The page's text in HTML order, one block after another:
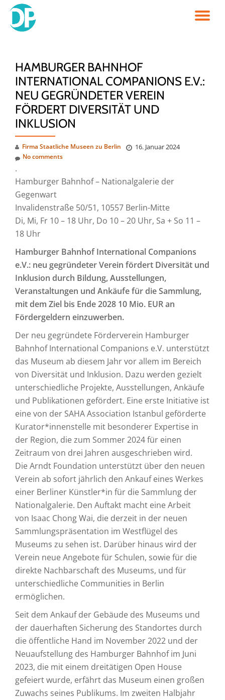
Skip
HAMBURGER BAHNHOF
INTERNATIONAL COMPANIONS E.V.:
NEU GEGRÜNDETER VEREIN
FÖRDERT DIVERSITÄT UND
INKLUSION
Firma Staatliche Museen zu Berlin 16. Januar 2024
No comments
.
Hamburger Bahnhof – Nationalgalerie der
Gegenwart
Invalidenstraße 50/51, 10557 Berlin-Mitte
Di, Mi, Fr 10 – 18 Uhr, Do 10 – 20 Uhr, Sa + So 11 –
18 Uhr
Hamburger Bahnhof International Companions
e.V.: neu gegründeter Verein fördert Diversität und
Inklusion durch Bildung, Ausstellungen,
Veranstaltungen und Ankäufe für die Sammlung,
mit dem Ziel bis Ende 2028 10 Mio. EUR an
Fördergeldern einzuwerben.
Der neu gegründete Förderverein Hamburger
Bahnhof International Companions e.V. unterstützt
das Museum ab diesem Jahr vor allem im Bereich
von Diversität und Inklusion. Dazu werden gezielt
unterschiedliche Projekte, Ausstellungen, Ankäufe
und Publikationen gefördert. Eine erste Initiative ist
eine von der SAHA Association Istanbul geförderte
Kurator*innenstelle mit besonderer Expertise in
der Region, die zum Sommer 2024 für einen
Zeitraum von drei Jahren ausgeschrieben wird.
Die Arndt Foundation unterstützt über den neuen
Verein ab sofort jährlich den Ankauf eines Werkes
einer Berliner Künstler*in für die Sammlung der
Nationalgalerie. Den Auftakt macht eine Arbeit
von Isaac Chong Wai, die derzeit in der neuen
Sammlungspräsentation im Westflügel des
Museums zu sehen ist. Darüber hinaus wird der
Verein neue Angebote für Schulen, sowie für die
direkte Nachbarschaft des Museums, und für
unterschiedliche Communities in Berlin
ermöglichen.
Seit dem Ankauf der Gebäude des Museums und
der dauerhaften Sicherung des Standortes durch
die öffentliche Hand im November 2022 und der
Neuaufstellung des Hamburger Bahnhof im Juni
2023, die mit einem dreitätigen Open House
gefeiert wurde, erfährt das Museum einen großen
Zuwachs seines Publikums. Im zweiten Halbjahr